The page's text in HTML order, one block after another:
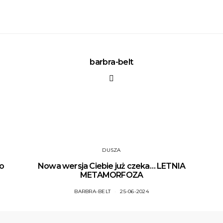
barbra-belt
DUSZA
Nowa wersja Ciebie już czeka… LETNIA
METAMORFOZA
BARBRA-BELT 25-06-2024